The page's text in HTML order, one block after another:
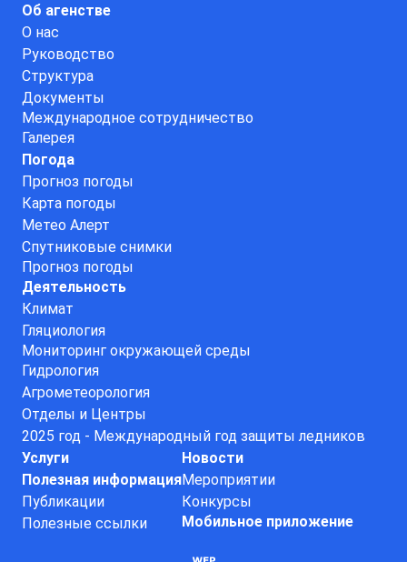
Об агенстве
О нас
Руководство
Структура
Документы
Международное сотрудничество
Галерея
Погода
Прогноз погоды
Карта погоды
Метео Алерт
Спутниковые снимки
Прогноз погоды
Деятельность
Климат
Гляциология
Мониторинг окружающей среды
Гидрология
Агрометеорология
Отделы и Центры
2025 год - Международный год защиты ледников
Услуги
Полезная информация
Публикации
Полезные ссылки
Новости
Мероприятии
Конкурсы
Мобильное приложение